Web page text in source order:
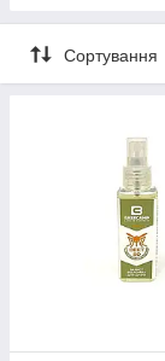
Сортування